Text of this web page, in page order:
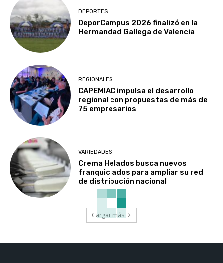
DEPORTES
DeporCampus 2026 finalizó en la
Hermandad Gallega de Valencia
REGIONALES
CAPEMIAC impulsa el desarrollo
regional con propuestas de más de
75 empresarios
VARIEDADES
Crema Helados busca nuevos
franquiciados para ampliar su red
de distribución nacional
Cargar más